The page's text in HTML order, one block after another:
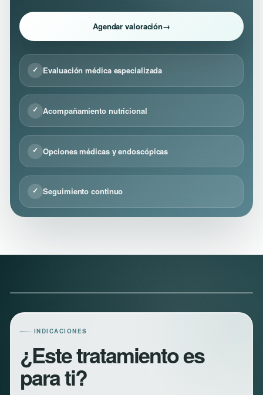
Agendar valoración→
✓ Evaluación médica especializada
✓ Acompañamiento nutricional
✓ Opciones médicas y endoscópicas
✓ Seguimiento continuo
INDICACIONES
¿Este tratamiento es
para ti?